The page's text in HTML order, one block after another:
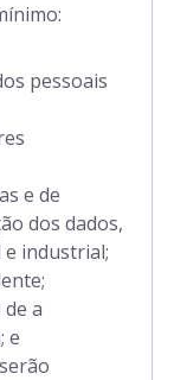
pessoais
e de
dos dados,
industrial;
a
e